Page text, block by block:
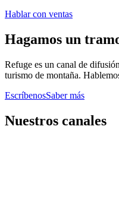
Hablar con ventas
Hagamos un
Refuge es un canal de
turismo de montaña.
EscríbenosSaber más
Nuestros canales